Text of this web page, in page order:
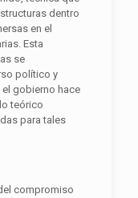
dentro
en el
Esta
se
político y
gobierno hace
teórico
para tales
compromiso